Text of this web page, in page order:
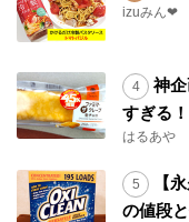
izuみん❤
神
すぎる！
はるあや
【
の値段